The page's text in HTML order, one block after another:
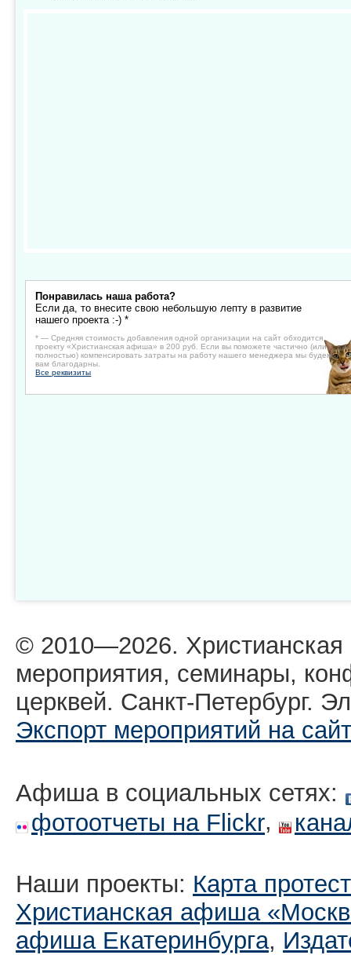
Понравилась наша работа?
Если да, то внесите свою небольшую лепту в развитие
нашего проекта :-) *
* — Средняя стоимость добавления одной организации на сайт обходится
проекту «Христианская афиша» в 200 руб. Если вы поможете частично (или
полностью) компенсировать затраты на работу нашего менеджера мы будем
вам благодарны.
Все реквизиты
© 2010—2026.
мероприятия, семинары,
церквей. Санкт-Петербург.
Экспорт мероприятий на сайт
Афиша в социальных сетях:
фотоотчеты на Flickr,
Наши проекты: Карта
Христианская афиша
афиша Екатеринбургa,